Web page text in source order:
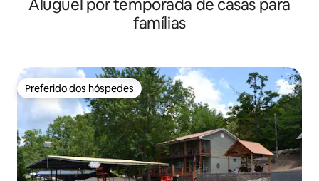
Aluguel por temporada de casas para
famílias
Preferido dos hóspedes
Preferido dos hóspedes